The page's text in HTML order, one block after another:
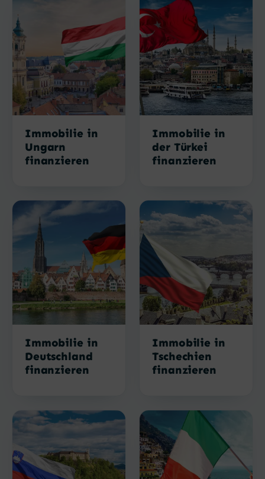
Immobilie in
Ungarn
finanzieren
Immobilie in
der Türkei
finanzieren
Immobilie in
Deutschland
finanzieren
Immobilie in
Tschechien
finanzieren